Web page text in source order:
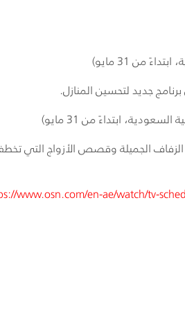
جديد لتحسين المنازل.
الجميلة وقصص الأزواج التي
www.osn.com/en-ae/watch/tv-